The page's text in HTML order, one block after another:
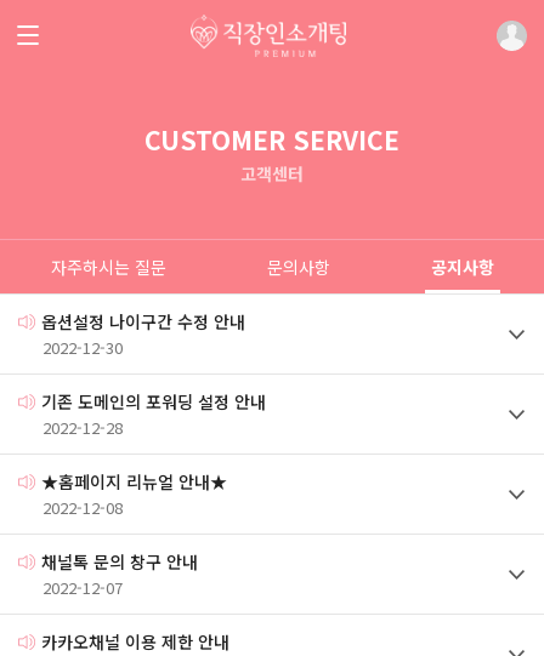
CUSTOMER SERVICE
고객센터
자주하시는 질문 문의사항 공지사항
옵션설정 나이구간 수정 안내
2022-12-30
기존 도메인의 포워딩 설정 안내
2022-12-28
★홈페이지 리뉴얼 안내★
2022-12-08
채널톡 문의 창구 안내
2022-12-07
카카오채널 이용 제한 안내